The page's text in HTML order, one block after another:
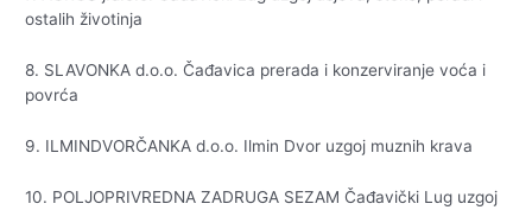
ostalih životinja
8. SLAVONKA d.o.o. Čađavica prerada i konzerviranje voća i
povrća
9. ILMINDVORČANKA d.o.o. Ilmin Dvor uzgoj muznih krava
10. POLJOPRIVREDNA ZADRUGA SEZAM Čađavički Lug uzgoj